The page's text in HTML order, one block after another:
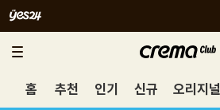
홈 추천 인기 신규 오리지널